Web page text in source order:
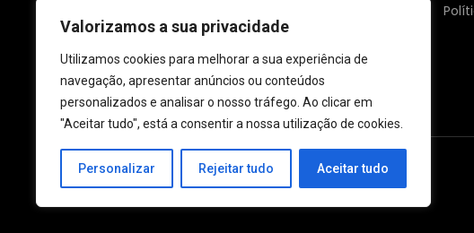
Valorizamos a sua privacidade
Utilizamos cookies para melhorar a sua experiência de
navegação, apresentar anúncios ou conteúdos
personalizados e analisar o nosso tráfego. Ao clicar em
"Aceitar tudo", está a consentir a nossa utilização de cookies.
Personalizar Rejeitar tudo Aceitar tudo
Oferecemos componentes da mais alta
qualidade disponíveis no mercado,
orgulhosamente fabricados na UE.
© 2026 MBC Marine. Todos os direitos reservados